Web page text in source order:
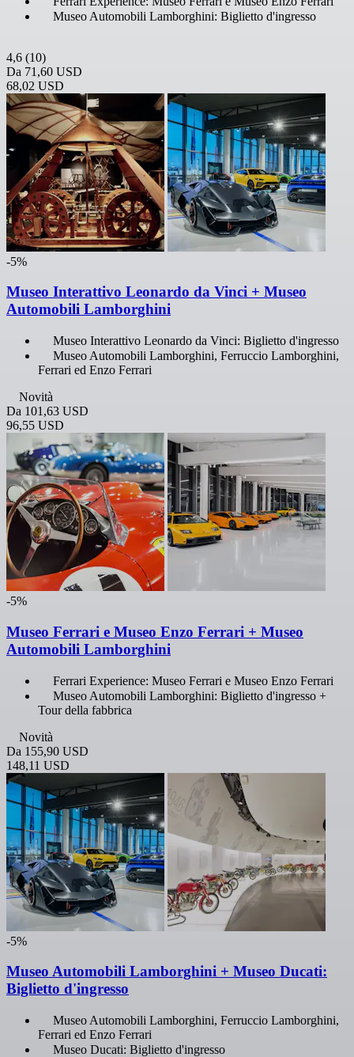
Museo Automobili Lamborghini: Biglietto d'ingresso
4,6 (10)
Da 71,60 USD
68,02 USD
-5%
Museo Interattivo Leonardo da Vinci + Museo
Automobili Lamborghini
Museo Interattivo Leonardo da Vinci: Biglietto d'ingresso
Museo Automobili Lamborghini, Ferruccio Lamborghini,
Ferrari ed Enzo Ferrari
Novità
Da 101,63 USD
96,55 USD
-5%
Museo Ferrari e Museo Enzo Ferrari + Museo
Automobili Lamborghini
Ferrari Experience: Museo Ferrari e Museo Enzo Ferrari
Museo Automobili Lamborghini: Biglietto d'ingresso +
Tour della fabbrica
Novità
Da 155,90 USD
148,11 USD
-5%
Museo Automobili Lamborghini + Museo Ducati:
Biglietto d'ingresso
Museo Automobili Lamborghini, Ferruccio Lamborghini,
Ferrari ed Enzo Ferrari
Museo Ducati: Biglietto d'ingresso